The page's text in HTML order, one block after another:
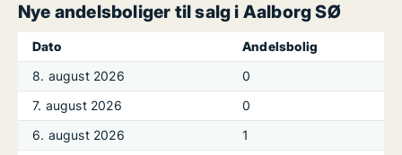
Nye andelsboliger til salg i Aalborg SØ
Dato
Andelsbolig
8. august 2026
0
7. august 2026
0
6. august 2026
1